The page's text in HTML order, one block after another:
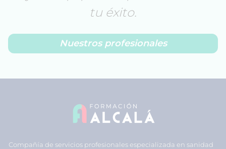
tu éxito.
Nuestros profesionales
Compañía de servicios profesionales especializada en sanidad